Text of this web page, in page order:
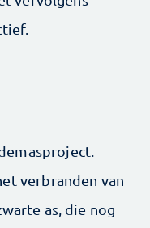
verbranden van
as, die nog